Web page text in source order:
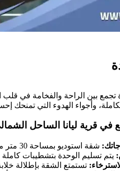
بين الراحة والفخامة في قلب
وأجواء الهدوء التي تمنحك
في قرية ليانا الساحل
شقة استوديو بمساحة 30 متر مربع تم تصميمها بعناية لتوفر أفضل استغلال للمساحة دون التنازل عن الراحة أو الأناقة.
يتم تسليم الوحدة بتشطيبات
تستمتع الشقة بإطلالة